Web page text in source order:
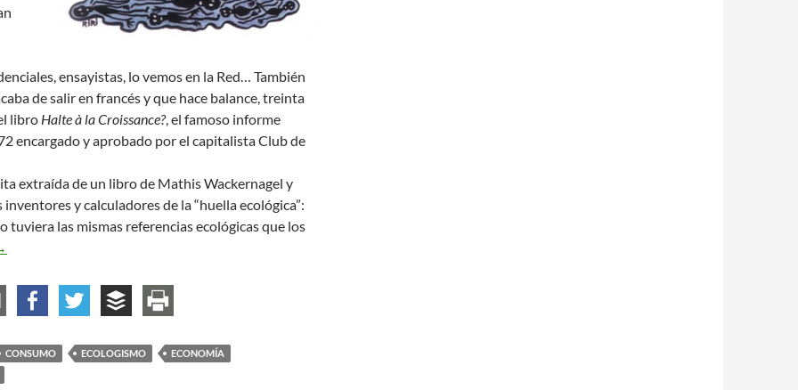
ensayistas, lo vemos en la Red… También
de salir en francés y que hace balance, treinta
libro Halte à la Croissance?, el famoso informe
encargado y aprobado por el capitalista Club de
extraída de un libro de Mathis Wackernagel y
inventores y calculadores de la “huella ecológica”:
tuviera las mismas referencias ecológicas que los
todos consumiéramos como los americanos…
CONSUMO ECOLOGISMO
ECONOMÍA